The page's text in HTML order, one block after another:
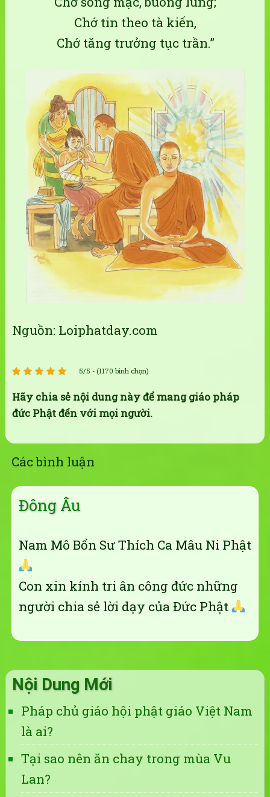
Chớ tin theo tà kiến,
Chớ tăng trưởng tục trần.”
Nguồn: Loiphatday.com
5/5 - (1170 bình chọn)
Hãy chia sẻ nội dung này để mang giáo pháp
đức Phật đến với mọi người.
Các bình luận
Đông Âu
Nam Mô Bổn Sư Thích Ca Mâu Ni Phật
Con xin kính tri ân công đức những
người chia sẻ lời dạy của Đức Phật
Nội Dung Mới
Pháp chủ giáo hội phật giáo Việt Nam
là ai?
Tại sao nên ăn chay trong mùa Vu
Lan?